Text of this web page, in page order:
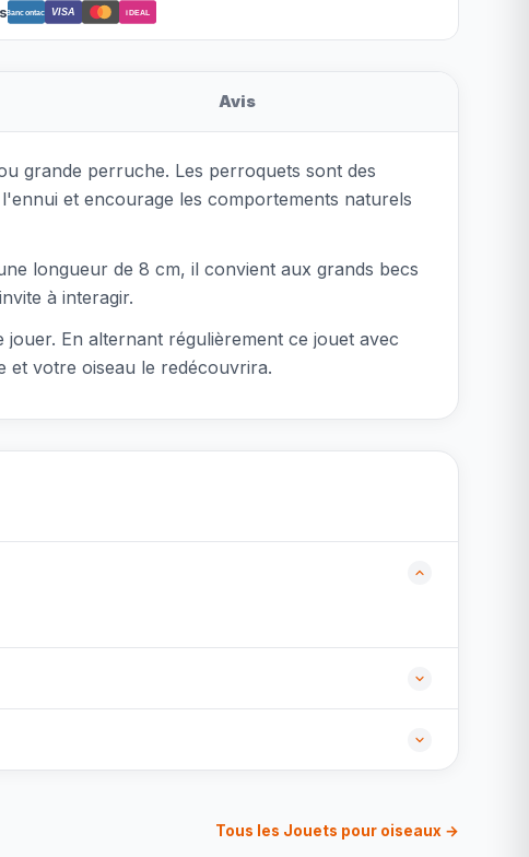
Bancontact VISA iDEAL
Avis
grande perruche. Les perroquets sont des
et encourage les comportements naturels
longueur de 8 cm, il convient aux grands becs
à interagir.
En alternant régulièrement ce jouet avec
et votre oiseau le redécouvrira.
Tous les Jouets pour oiseaux →